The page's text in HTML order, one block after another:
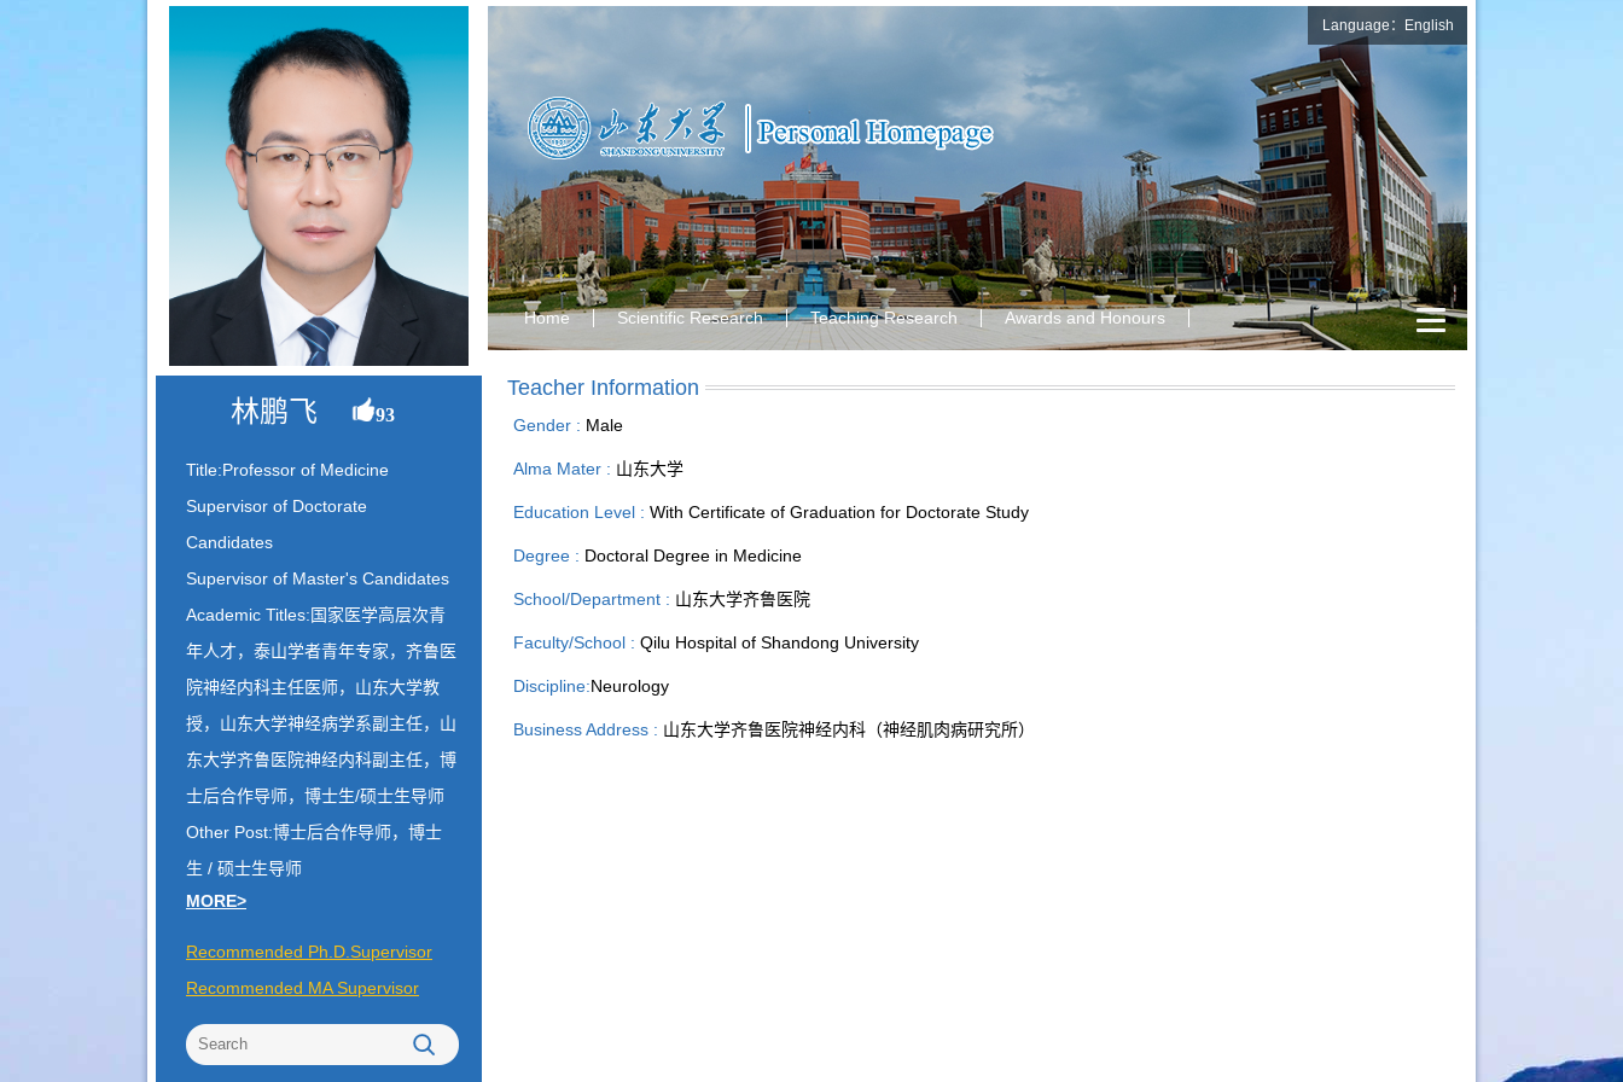
林鹏飞 93
Title:Professor of Medicine
Supervisor of Doctorate
Candidates
Supervisor of Master's Candidates
Academic Titles:国家医学高层次青
年人才，泰山学者青年专家，齐鲁医
院神经内科主任医师，山东大学教
授，山东大学神经病学系副主任，山
东大学齐鲁医院神经内科副主任，博
士后合作导师，博士生/硕士生导师
Other Post:博士后合作导师，博士
生 / 硕士生导师
MORE>
Recommended Ph.D.Supervisor
Recommended MA Supervisor
Language：English
Home Scientific Research Teaching Research Awards and Honours
Teacher Information
Gender : Male
Alma Mater : 山东大学
Education Level : With Certificate of Graduation for Doctorate Study
Degree : Doctoral Degree in Medicine
School/Department : 山东大学齐鲁医院
Faculty/School : Qilu Hospital of Shandong University
Discipline:Neurology
Business Address : 山东大学齐鲁医院神经内科（神经肌肉病研究所）